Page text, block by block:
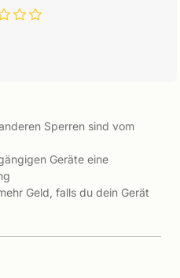
Sperren sind vom
Geräte eine
Geld, falls du dein Gerät